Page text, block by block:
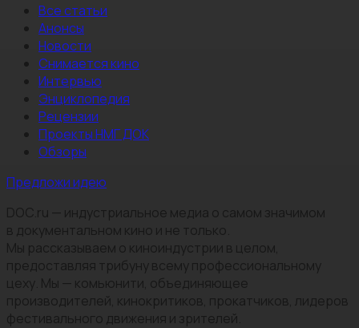
Все статьи
Анонсы
Новости
Снимается кино
Интервью
Энциклопедия
Рецензии
Проекты НМГ ДОК
Обзоры
Предложи идею
DOC.ru — индустриальное медиа о самом значимом
в документальном кино и не только.
Мы рассказываем о киноиндустрии в целом,
предоставляя трибуну всему профессиональному
цеху. Мы — комьюнити, объединяющее
производителей, кинокритиков, прокатчиков, лидеров
фестивального движения и зрителей.